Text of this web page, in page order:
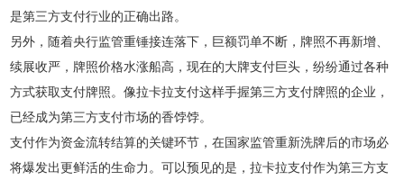
是第三方支付行业的正确出路。
另外，随着央行监管重锤接连落下，巨额罚单不断，牌照不再新增、
续展收严，牌照价格水涨船高，现在的大牌支付巨头，纷纷通过各种
方式获取支付牌照。像拉卡拉支付这样手握第三方支付牌照的企业，
已经成为第三方支付市场的香饽饽。
支付作为资金流转结算的关键环节，在国家监管重新洗牌后的市场必
将爆发出更鲜活的生命力。可以预见的是，拉卡拉支付作为第三方支